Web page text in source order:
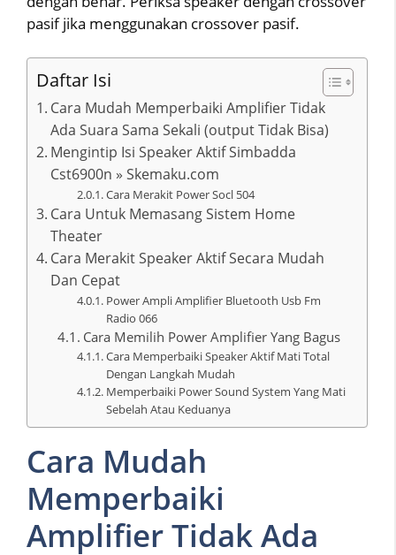
pasif jika menggunakan crossover pasif.
Daftar Isi
Cara Mudah Memperbaiki Amplifier Tidak
Ada Suara Sama Sekali (output Tidak Bisa)
Mengintip Isi Speaker Aktif Simbadda
Cst6900n » Skemaku.com
Cara Merakit Power Socl 504
Cara Untuk Memasang Sistem Home
Theater
Cara Merakit Speaker Aktif Secara Mudah
Dan Cepat
Power Ampli Amplifier Bluetooth Usb Fm
Radio 066
Cara Memilih Power Amplifier Yang Bagus
Cara Memperbaiki Speaker Aktif Mati Total
Dengan Langkah Mudah
Memperbaiki Power Sound System Yang Mati
Sebelah Atau Keduanya
Cara Mudah
Memperbaiki
Amplifier Tidak Ada